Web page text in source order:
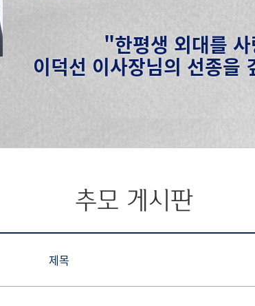
"한평생 외대를
이덕선 이사장님의 선종을
추모 게시판
제목